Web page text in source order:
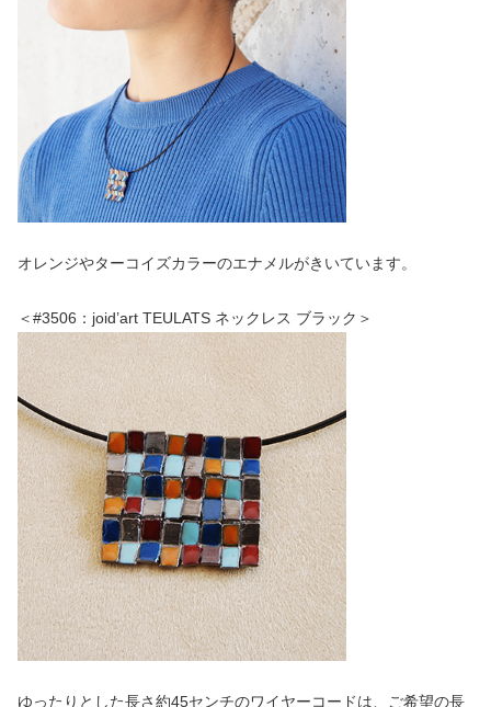
オレンジやターコイズカラーのエナメルがきいています。
＜#3506：joid’art TEULATS ネックレス ブラック＞
ゆったりとした長さ約45センチのワイヤーコードは、ご希望の長